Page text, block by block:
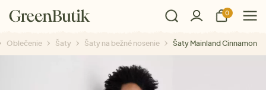
0
Oblečenie Šaty Šaty na bežné nosenie Šaty Mainland Cinnamon